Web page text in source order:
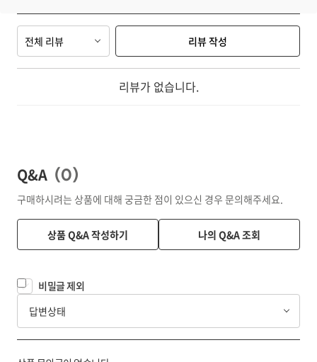
전체 리뷰 리뷰 작성
리뷰가 없습니다.
Q&A (0)
구매하시려는 상품에 대해 궁금한 점이 있으신 경우 문의해주세요.
상품 Q&A 작성하기 나의 Q&A 조회
비밀글 제외
답변상태